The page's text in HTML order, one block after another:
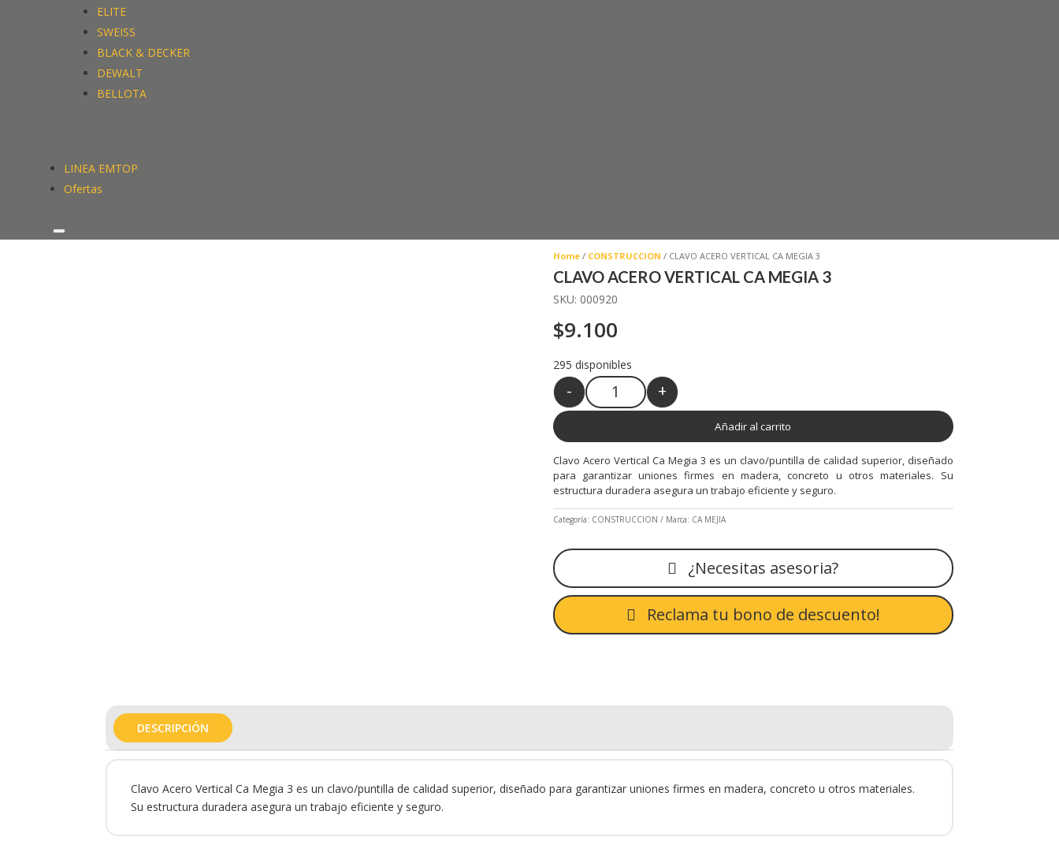
ELITE
SWEISS
BLACK & DECKER
DEWALT
BELLOTA
LINEA EMTOP
Ofertas
Home/ CONSTRUCCION / CLAVO ACERO VERTICAL CA MEGIA 3
CLAVO ACERO VERTICAL CA MEGIA 3
SKU: 000920
$9.100
295 disponibles
Quantity
- +
Añadir al carrito
Clavo Acero Vertical Ca Megia 3 es un clavo/puntilla de calidad superior, diseñado
para garantizar uniones firmes en madera, concreto u otros materiales. Su
estructura duradera asegura un trabajo eficiente y seguro.
Categoría: CONSTRUCCION Marca: CA MEJIA
¿Necesitas asesoria?
Reclama tu bono de descuento!
DESCRIPCIÓN
Clavo Acero Vertical Ca Megia 3 es un clavo/puntilla de calidad superior, diseñado para garantizar uniones firmes en madera, concreto u otros materiales.
Su estructura duradera asegura un trabajo eficiente y seguro.